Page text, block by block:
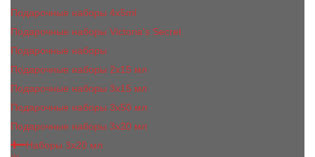
Подарочные наборы 4х5ml
Подарочные наборы Victoria's Secret
Подарочные наборы
Подарочные наборы 2x15 мл
Подарочные наборы 3х15 мл
Подарочные наборы 3x50 мл
Подарочные наборы 3x20 мл
Наборы 3х20 мл